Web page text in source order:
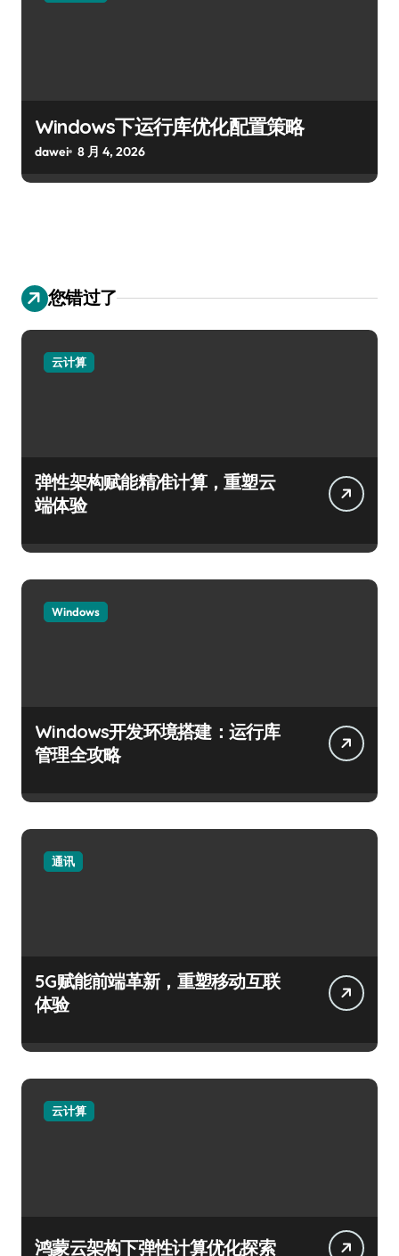
Windows下运行库优化配置策略
dawei 8 月 4, 2026
您错过了
云计算
弹性架构赋能精准计算，重塑云
端体验
Windows
Windows开发环境搭建：运行库
管理全攻略
通讯
5G赋能前端革新，重塑移动互联
体验
云计算
鸿蒙云架构下弹性计算优化探索